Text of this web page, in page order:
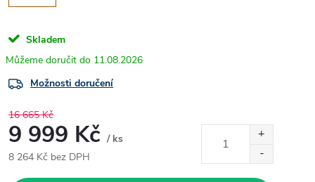
Skladem
11.08.2026
Možnosti doručení
16 665 Kč
9 999 Kč / ks
8 264 Kč bez DPH